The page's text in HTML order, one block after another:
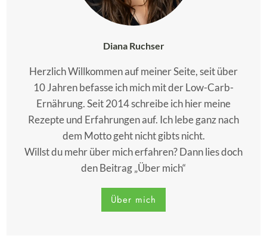
Diana Ruchser
Herzlich Willkommen auf meiner Seite, seit über
10 Jahren befasse ich mich mit der Low-Carb-
Ernährung. Seit 2014 schreibe ich hier meine
Rezepte und Erfahrungen auf. Ich lebe ganz nach
dem Motto geht nicht gibts nicht.
Willst du mehr über mich erfahren? Dann lies doch
den Beitrag „Über mich“
Über mich